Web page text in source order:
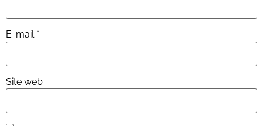
E-mail *
Site web